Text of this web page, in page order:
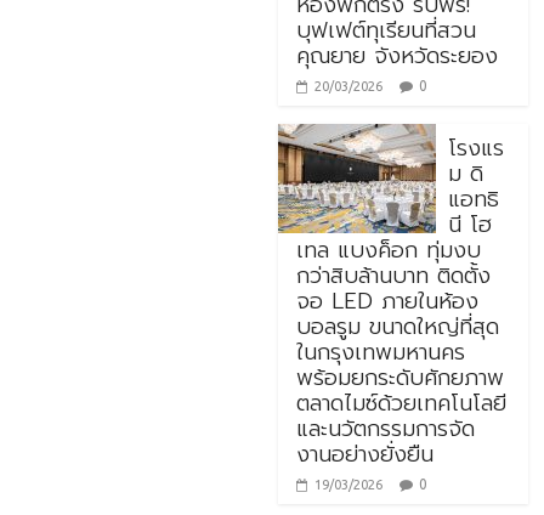
บุฟเฟต์ทุเรียนที่สวน
คุณยาย จังหวัดระยอง
20/03/2026 0
โรงแร
ม ดิ
แอทธิ
นี โฮ
เทล แบงค็อก ทุ่มงบ
กว่าสิบล้านบาท ติดตั้ง
จอ LED ภายในห้อง
บอลรูม ขนาดใหญ่ที่สุด
ในกรุงเทพมหานคร
พร้อมยกระดับศักยภาพ
ตลาดไมซ์ด้วยเทคโนโลยี
และนวัตกรรมการจัด
งานอย่างยั่งยืน
19/03/2026 0